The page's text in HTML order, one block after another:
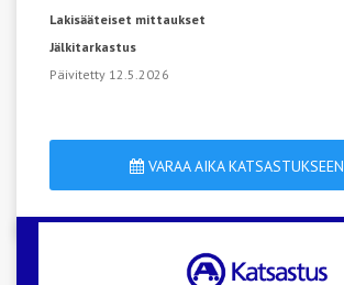
Lakisääteiset mittaukset
Jälkitarkastus
Päivitetty 12.5.2026
VARAA AIKA KATSASTUKSEEN